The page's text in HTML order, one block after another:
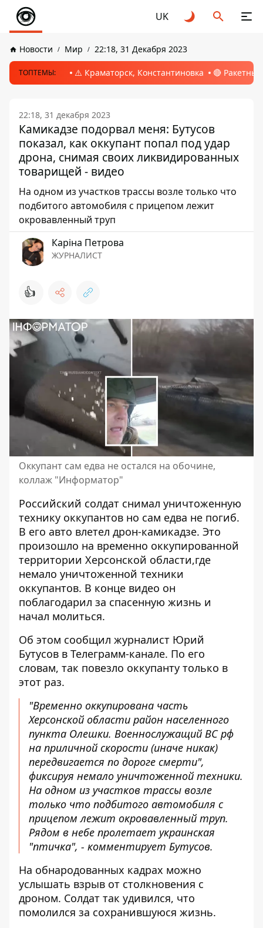
UK
Новости Мир 22:18, 31 Декабря 2023
ТОПТЕМЫ: ⚠️ Краматорск, Константиновка 🔴
22:18, 31 декабря 2023
Камикадзе подорвал меня: Бутусов
показал, как оккупант попал под удар
дрона, снимая своих ликвидированных
товарищей - видео
На одном из участков трассы возле только что
подбитого автомобиля с прицепом лежит
окровавленный труп
Каріна Петрова
ЖУРНАЛИСТ
👍
Оккупант сам едва не остался на обочине,
коллаж "Информатор"
Российский солдат снимал уничтоженную
технику оккупантов но сам едва не погиб.
В его авто влетел дрон-камикадзе. Это
произошло на временно оккупированной
территории Херсонской области,где
немало уничтоженной техники
оккупантов. В конце видео он
поблагодарил за спасенную жизнь и
начал молиться.
Об этом сообщил журналист Юрий
Бутусов в Телеграмм-канале. По его
словам, так повезло оккупанту только в
этот раз.
"Временно оккупирована часть
Херсонской области район населенного
пункта Олешки. Военнослужащий ВС рф
на приличной скорости (иначе никак)
передвигается по дороге смерти",
фиксируя немало уничтоженной техники.
На одном из участков трассы возле
только что подбитого автомобиля с
прицепом лежит окровавленный труп.
Рядом в небе пролетает украинская
"птичка", - комментирует Бутусов.
На обнародованных кадрах можно
услышать взрыв от столкновения с
дроном. Солдат так удивился, что
помолился за сохранившуюся жизнь.